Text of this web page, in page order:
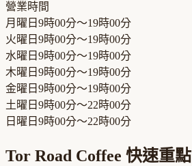
營業時間
月曜日 9時00分～19時00分
火曜日 9時00分～19時00分
水曜日 9時00分～19時00分
木曜日 9時00分～19時00分
金曜日 9時00分～19時00分
土曜日 9時00分～22時00分
日曜日 9時00分～22時00分
Tor Road Coffee 快速重點